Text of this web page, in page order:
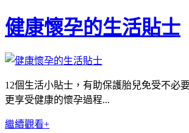
健康懷孕的生活貼士
12個生活小貼士，有助保護胎兒免受不必
更享受健康的懷孕過程...
繼續觀看+